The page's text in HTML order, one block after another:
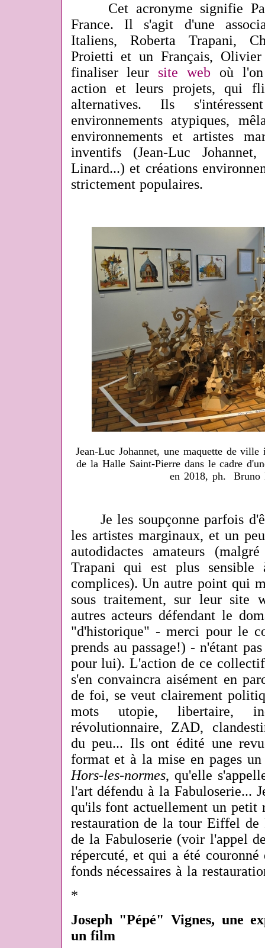
Cet acronyme signifie
France. Il s'agit d'une
Italiens, Roberta Trapani,
Proietti et un Français,
finaliser leur site web où
action et leurs projets, qui
alternatives. Ils
environnements atypiques,
environnements et artistes
inventifs (Jean-Luc
Linard...) et créations
strictement populaires.
Jean-Luc Johannet, une maquette de
de la Halle Saint-Pierre dans le cadre
en 2018, ph. Bruno
Je les soupçonne parfois
les artistes marginaux, et un
autodidactes amateurs
Trapani qui est plus sensible
complices). Un autre point qui
sous traitement, sur leur site
autres acteurs défendant le
"d'historique" - merci pour le
prends au passage!) - n'étant
pour lui). L'action de ce collectif
s'en convaincra aisément en
de foi, se veut clairement
mots utopie, libertaire,
révolutionnaire, ZAD,
du peu... Ils ont édité une
format et à la mise en pages
Hors-les-normes, qu'elle
l'art défendu à la Fabuloserie...
qu'ils font actuellement un petit
restauration de la tour Eiffel de
de la Fabuloserie (voir l'appel
répercuté, et qui a été couronné
fonds nécessaires à la
*
Joseph "Pépé" Vignes, une
un film